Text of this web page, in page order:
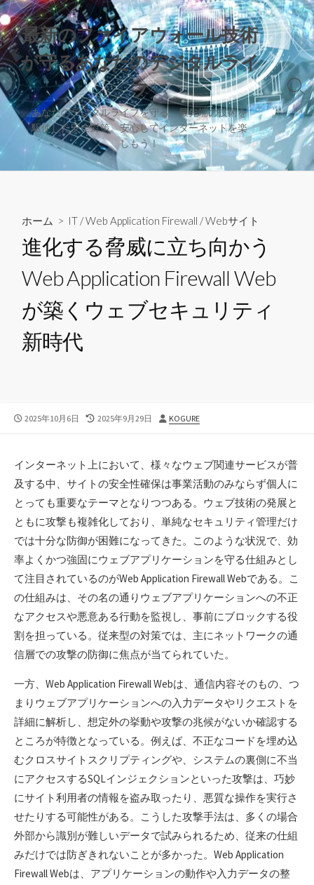
コ
ン
テ
ン
ツ
へ
ッ
最新のファイアウォール技術
が守るあなたのデジタルライ
フ
あなたのデジタルライフを守る、最先端の技術を
駆使した安全対策。安心してインターネットを楽
しもう！
検
索
切
り
替
え
ホーム > IT /Web Application Firewall /Webサイト
進化する脅威に立ち向かう
Web Application Firewall Web
が築くウェブセキュリティ
新時代
公
2025年10月6日
最
日
2025年9月29日
投
KOGURE
インターネット上において、様々なウェブ関連サービスが普
及する中、サイトの安全性確保は事業活動のみならず個人に
とっても重要なテーマとなりつつある。 ウェブ技術の発展と
ともに攻撃も複雑化しており、単純なセキュリティ管理だけ
では十分な防御が困難になってきた。このような状況で、効
率よくかつ強固にウェブアプリケーションを守る仕組みとし
て注目されているのがWeb Application Firewall Webである。こ
の仕組みは、その名の通りウェブアプリケーションへの不正
なアクセスや悪意ある行動を監視し、事前にブロックする役
割を担っている。従来型の対策では、主にネットワークの通
信層での攻撃の防御に焦点が当てられていた。
一方、Web Application Firewall Webは、通信内容そのもの、つ
まりウェブアプリケーションへの入力データやリクエストを
詳細に解析し、想定外の挙動や攻撃の兆候がないか確認する
ところが特徴となっている。例えば、不正なコードを埋め込
むクロスサイトスクリプティングや、システムの裏側に不当
にアクセスするSQLインジェクションといった攻撃は、巧妙
にサイト利用者の情報を盗み取ったり、悪質な操作を実行さ
せたりする可能性がある。こうした攻撃手法は、多くの場合
外部から識別が難しいデータで試みられるため、従来の仕組
みだけでは防ぎきれないことが多かった。Web Application
Firewall Webは、アプリケーションの動作や入力データの整